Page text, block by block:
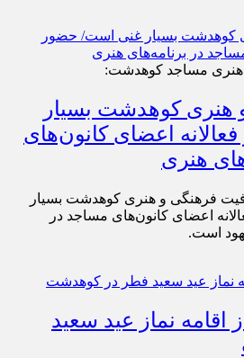
هنری مساجد کوهدشت:
کوهدشت بسیار
اعضای کانون‌های
هنری
فرهنگی و هنری کوهدشت بسیار
اعضای کانون‌های مساجد در
است.
نماز عید سعید